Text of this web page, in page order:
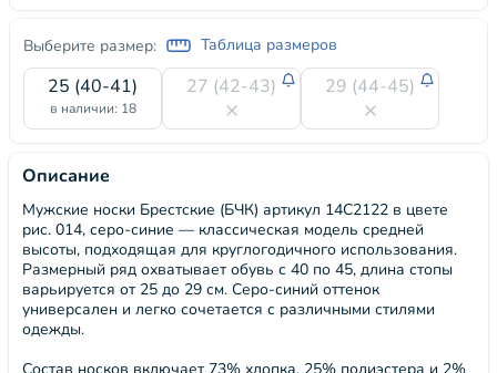
Выберите размер: Таблица размеров
25 (40-41)
в наличии: 18
27 (42-43) 29 (44-45)
Описание
Мужские носки Брестские (БЧК) артикул 14С2122 в цвете
рис. 014, серо-синие — классическая модель средней
высоты, подходящая для круглогодичного использования.
Размерный ряд охватывает обувь с 40 по 45, длина стопы
варьируется от 25 до 29 см. Серо-синий оттенок
универсален и легко сочетается с различными стилями
одежды.